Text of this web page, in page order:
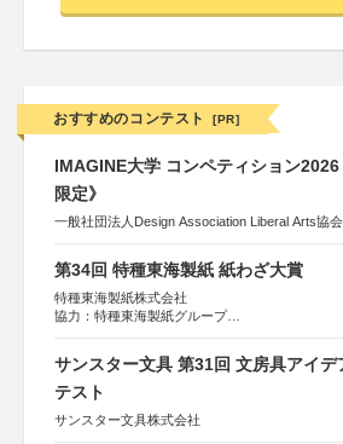
おすすめのコンテスト [PR]
IMAGINE大学 コンペティション2026
限定》
一般社団法人Design Association Liberal Arts協会
第34回 特種東海製紙 紙わざ大賞
特種東海製紙株式会社
協力：特種東海製紙グループ
サンスター文具 第31回 文房具アイデ
テスト
サンスター文具株式会社